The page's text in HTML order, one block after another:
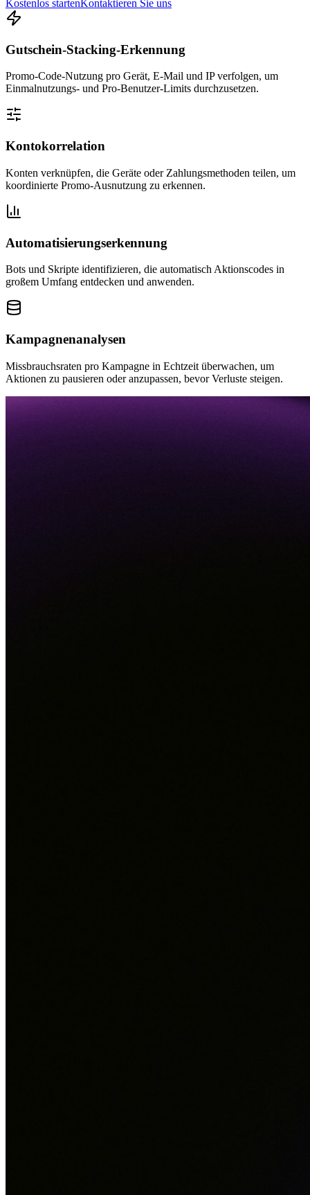
Kostenlos starten Kontaktieren Sie uns
Gutschein-Stacking-Erkennung
Promo-Code-Nutzung pro Gerät, E-Mail und IP verfolgen, um
Einmalnutzungs- und Pro-Benutzer-Limits durchzusetzen.
Kontokorrelation
Konten verknüpfen, die Geräte oder Zahlungsmethoden teilen, um
koordinierte Promo-Ausnutzung zu erkennen.
Automatisierungserkennung
Bots und Skripte identifizieren, die automatisch Aktionscodes in
großem Umfang entdecken und anwenden.
Kampagnenanalysen
Missbrauchsraten pro Kampagne in Echtzeit überwachen, um
Aktionen zu pausieren oder anzupassen, bevor Verluste steigen.